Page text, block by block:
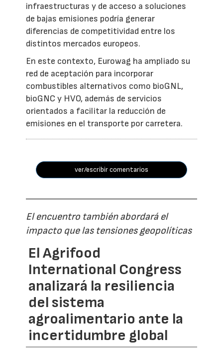
infraestructuras y de acceso a soluciones
de bajas emisiones podría generar
diferencias de competitividad entre los
distintos mercados europeos.
En este contexto, Eurowag ha ampliado su
red de aceptación para incorporar
combustibles alternativos como bioGNL,
bioGNC y HVO, además de servicios
orientados a facilitar la reducción de
emisiones en el transporte por carretera.
ver/escribir comentarios
El encuentro también abordará el
impacto que las tensiones geopolíticas
El Agrifood
International Congress
analizará la resiliencia
del sistema
agroalimentario ante la
incertidumbre global